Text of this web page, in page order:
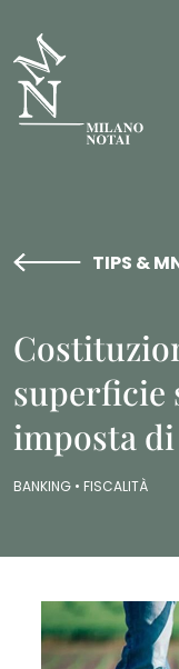
TIPS &
superficie
imposta di
BANKING • FISCALITÀ